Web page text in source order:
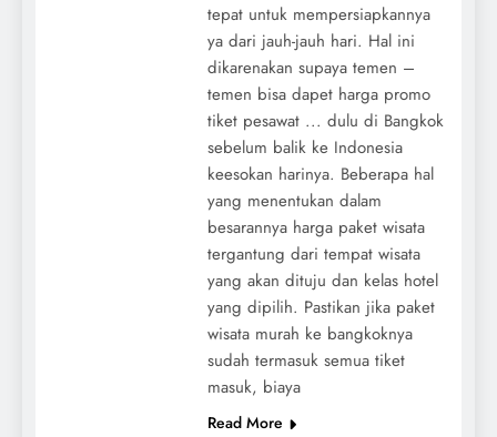
tepat untuk mempersiapkannya
ya dari jauh-jauh hari. Hal ini
dikarenakan supaya temen –
temen bisa dapet harga promo
tiket pesawat ... dulu di Bangkok
sebelum balik ke Indonesia
keesokan harinya. Beberapa hal
yang menentukan dalam
besarannya harga paket wisata
tergantung dari tempat wisata
yang akan dituju dan kelas hotel
yang dipilih. Pastikan jika paket
wisata murah ke bangkoknya
sudah termasuk semua tiket
masuk, biaya
Read More